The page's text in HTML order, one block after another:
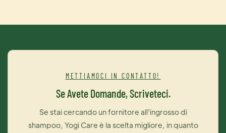
METTIAMOCI IN CONTATTO!
Se Avete Domande, Scriveteci.
Se stai cercando un fornitore all'ingrosso di
shampoo, Yogi Care è la scelta migliore, in quanto